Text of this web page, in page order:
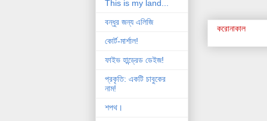
করোনাকাল
This is my land...
বন্ধুর জন্য এলিজি
কোর্ট-মার্শাল!
ফাইভ হান্ড্রেড ডেইজ!
প্রকৃতি: একটি চাবুকের
নাম!
শপথ।